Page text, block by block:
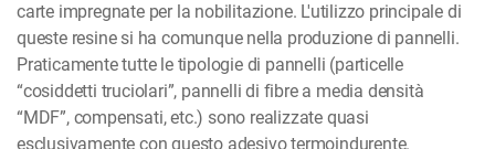
carte impregnate per la nobilitazione. L'utilizzo principale di
queste resine si ha comunque nella produzione di pannelli.
Praticamente tutte le tipologie di pannelli (particelle
“cosiddetti truciolari”, pannelli di fibre a media densità
“MDF”, compensati, etc.) sono realizzate quasi
esclusivamente con questo adesivo termoindurente.